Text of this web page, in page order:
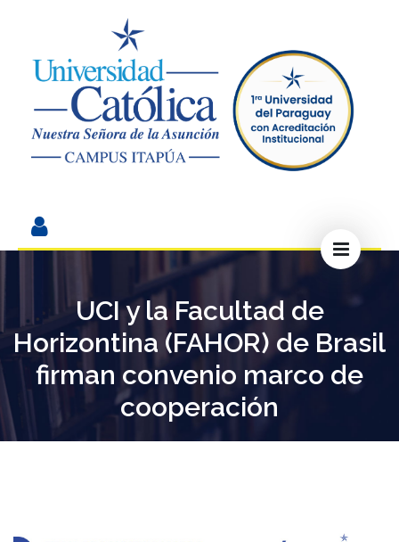
UCI y la Facultad de
Horizontina (FAHOR) de Brasil
firman convenio marco de
cooperación